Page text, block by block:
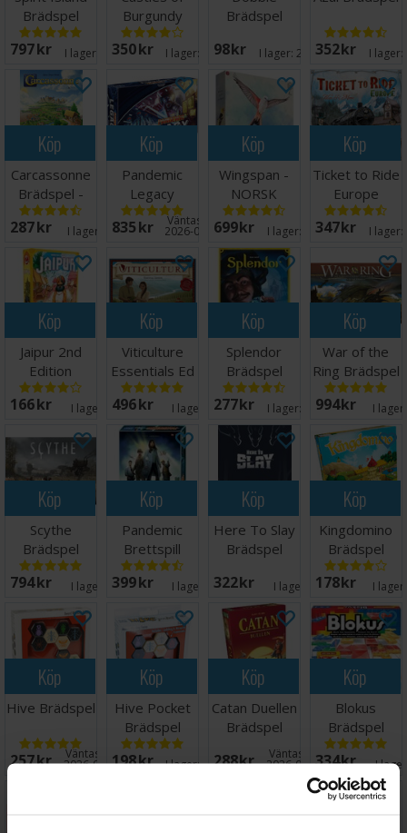
Brädspel
797 SEK I lager: 20+
Burgundy
Brädspel
350 SEK I lager: 20+
Brädspel
98 SEK I lager:20+352 SEK I lager:
Köp
Carcassonne
Brädspel -
Svensk
287 SEK I lager: 18
Köp
Pandemic
Legacy
Season 1 Blue
Brädspel
835 SEK Väntas in:
2026-08-26
Köp
Wingspan -
NORSK
699 SEK I lager: 20+
Köp
Ticket to Ride
Europe
Brädspel
347 SEK I lager:
Köp
Jaipur 2nd
Edition
Brädspel
166 SEK I lager: 1
Köp
Viticulture
Essentials Ed
Brädspel
496 SEK I lager: 4
Köp
Splendor
Brädspel
277 SEK I lager: 20+
Köp
War of the
Ring Brädspel
994 SEK I
Köp
Scythe
Brädspel
794 SEK I lager: 5
Köp
Pandemic
Brettspill
399 SEK I lager: 8
Köp
Here To Slay
Brädspel
322 SEK I lager:
Köp
Kingdomino
Brädspel
178 SEK I
Köp
Hive Brädspel
257 SEKVäntas in:
2026-08-20
Köp
Hive Pocket
Brädspel
198 SEKI lager:20+
Köp
Catan Duellen
Brädspel
288 SEKVäntas in:
2026-09-30
Köp
Blokus
Brädspel
334 SEK I